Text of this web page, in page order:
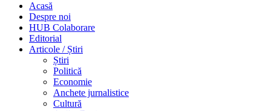
Acasă
Despre noi
HUB Colaborare
Editorial
Articole / Știri
Știri
Politică
Economie
Anchete jurnalistice
Cultură